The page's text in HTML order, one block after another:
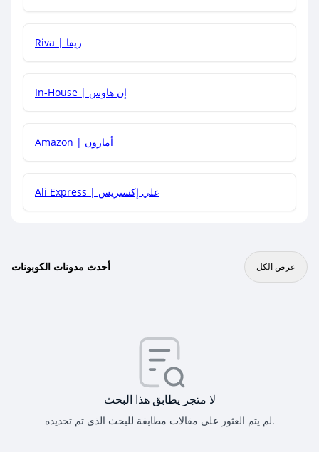
هل يمكنني جمع كود خصم مع العروض الأخرى؟
Riva | ريفا
In-House | إن هاوس
Amazon | أمازون
Ali Express | علي إكسبريس
أحدث مدونات الكوبونات عرض الكل
لا متجر يطابق هذا البحث
لم يتم العثور على مقالات مطابقة للبحث الذي تم تحديده.